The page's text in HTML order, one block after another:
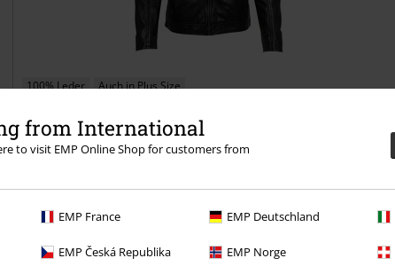
from International
to visit EMP Online Shop for customers from
EMP France EMP Deutschland
EMP Česká Republika EMP Norge
100% Leder Auch in Plus Size
ab199,99 €
GB Derry Laorv Mauritius Lederjacke